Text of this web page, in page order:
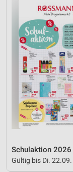
Schulaktion 2026
Gültig bis Di. 22.09.
Notwendig
Performance
Funktional
Werbung